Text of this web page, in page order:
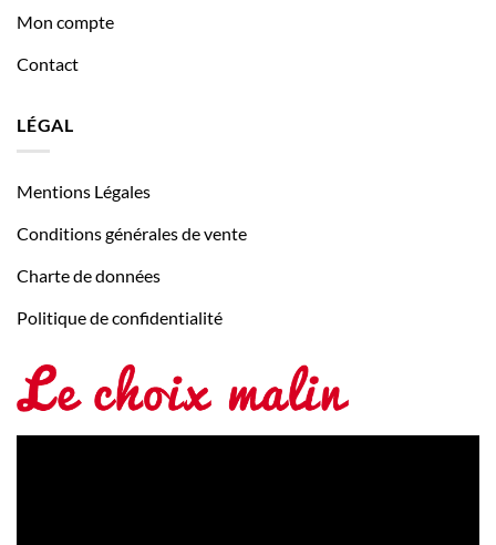
Mon compte
Contact
LÉGAL
Mentions Légales
Conditions générales de vente
Charte de données
Politique de confidentialité